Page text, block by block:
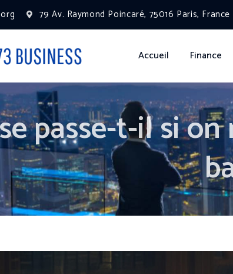
79 Av. Raymond Poincaré, 75016 Paris, France
Accueil Finance
passe-t-il si